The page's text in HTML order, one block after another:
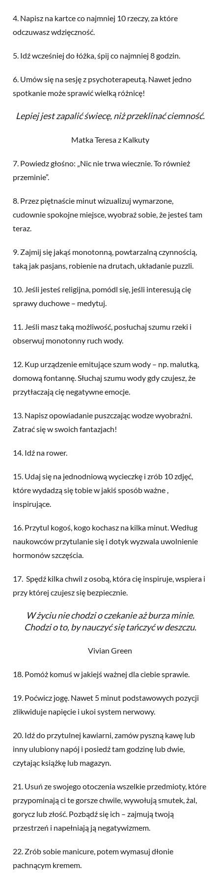
4. Napisz na kartce co najmniej 10 rzeczy, za które
odczuwasz wdzięczność.
5. Idź wcześniej do łóżka, śpij co najmniej 8 godzin.
6. Umów się na sesję z psychoterapeutą. Nawet jedno
spotkanie może sprawić wielką różnicę!
Lepiej jest zapalić świecę, niż przeklinać ciemność.
Matka Teresa z Kalkuty
7. Powiedz głośno: „Nic nie trwa wiecznie. To również
przeminie”.
8. Przez piętnaście minut wizualizuj wymarzone,
cudownie spokojne miejsce, wyobraź sobie, że jesteś tam
teraz.
9. Zajmij się jakąś monotonną, powtarzalną czynnością,
taką jak pasjans, robienie na drutach, układanie puzzli.
10. Jeśli jesteś religijna, pomódl się, jeśli interesują cię
sprawy duchowe – medytuj.
11. Jeśli masz taką możliwość, posłuchaj szumu rzeki i
obserwuj monotonny ruch wody.
12. Kup urządzenie emitujące szum wody – np. malutką,
domową fontannę. Słuchaj szumu wody gdy czujesz, że
przytłaczają cię negatywne emocje.
13. Napisz opowiadanie puszczając wodze wyobraźni.
Zatrać się w swoich fantazjach!
14. Idź na rower.
15. Udaj się na jednodniową wycieczkę i zrób 10 zdjęć,
które wydadzą się tobie w jakiś sposób ważne ,
inspirujące.
16. Przytul kogoś, kogo kochasz na kilka minut. Według
naukowców przytulanie się i dotyk wyzwala uwolnienie
hormonów szczęścia.
17. Spędź kilka chwil z osobą, która cię inspiruje, wspiera i
przy której czujesz się bezpiecznie.
W życiu nie chodzi o czekanie aż burza minie.
Chodzi o to, by nauczyć się tańczyć w deszczu.
Vivian Green
18. Pomóż komuś w jakiejś ważnej dla ciebie sprawie.
19. Poćwicz jogę. Nawet 5 minut podstawowych pozycji
zlikwiduje napięcie i ukoi system nerwowy.
20. Idź do przytulnej kawiarni, zamów pyszną kawę lub
inny ulubiony napój i posiedź tam godzinę lub dwie,
czytając książkę lub magazyn.
21. Usuń ze swojego otoczenia wszelkie przedmioty, które
przypominają ci te gorsze chwile, wywołują smutek, żal,
gorycz lub złość. Pozbądź się ich – zajmują twoją
przestrzeń i napełniają ją negatywizmem.
22. Zrób sobie manicure, potem wymasuj dłonie
pachnącym kremem.